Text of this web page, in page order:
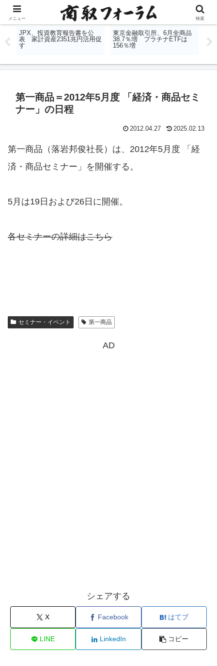
コンテンツへスキップ
JPX、投資教育報告書を公
表 家計資産2351兆円活用促
す
東京金融取引所、6月全商品
38.7％増 プラチナETFは
156％増
国
第一商品＝2012年5月度 「経済・商品セミ
ナー」の日程
2012.04.27 2025.02.13
第一商品（落岩邦俊社長）は、2012年5月度 「経
済・商品セミナー」を開催する。
5月は19日および26日に開催。
各セミナーの詳細はこちら
セミナー・イベント 第一商品
AD
シェアする
X Facebook はてブ
LINE LinkedIn コピー
メニュー 検索